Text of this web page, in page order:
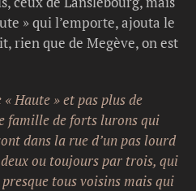
» qui l’emporte, ajouta le
rien que de Megève, on est
Haute » et pas plus de
famille de forts lurons qui
dans la rue d’un pas lourd
ou toujours par trois, qui
tous voisins mais qui